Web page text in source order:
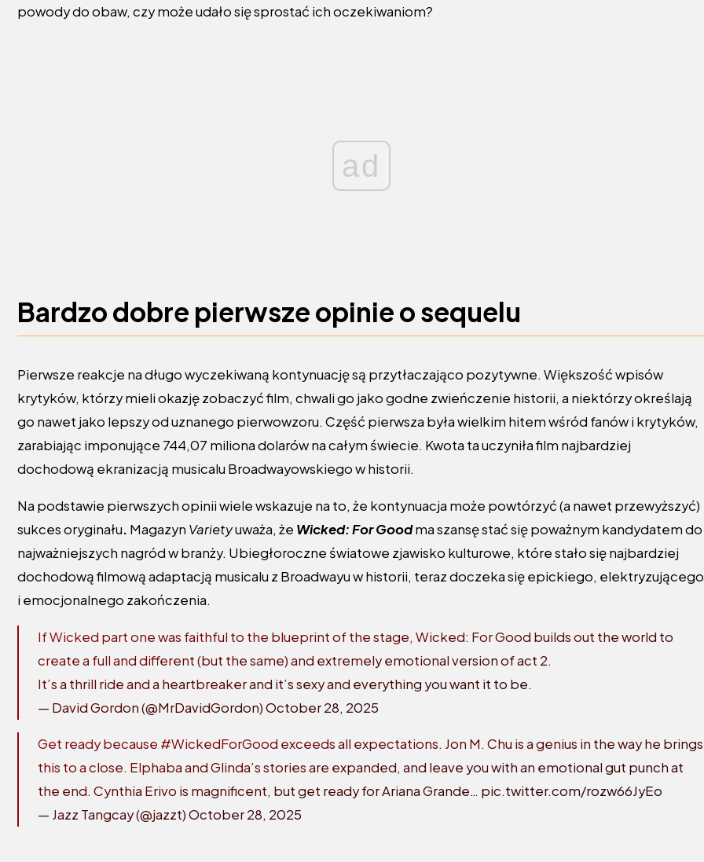
powody do obaw, czy może udało się sprostać ich oczekiwaniom?
ad
Bardzo dobre pierwsze opinie o sequelu
Pierwsze reakcje na długo wyczekiwaną kontynuację są przytłaczająco pozytywne. Większość wpisów
krytyków, którzy mieli okazję zobaczyć film, chwali go jako godne zwieńczenie historii, a niektórzy określają
go nawet jako lepszy od uznanego pierwowzoru. Część pierwsza była wielkim hitem wśród fanów i krytyków,
zarabiając imponujące 744,07 miliona dolarów na całym świecie. Kwota ta uczyniła film najbardziej
dochodową ekranizacją musicalu Broadwayowskiego w historii.
Na podstawie pierwszych opinii wiele wskazuje na to, że kontynuacja może powtórzyć (a nawet przewyższyć)
sukces oryginału. Magazyn Varietyuważa, że Wicked: For Goodma szansę stać się poważnym kandydatem do
najważniejszych nagród w branży. Ubiegłoroczne światowe zjawisko kulturowe, które stało się najbardziej
dochodową filmową adaptacją musicalu z Broadwayu w historii, teraz doczeka się epickiego, elektryzującego
i emocjonalnego zakończenia.
If Wicked part one was faithful to the blueprint of the stage, Wicked: For Good builds out the world to
create a full and different (but the same) and extremely emotional version of act 2.
It’s a thrill ride and a heartbreaker and it’s sexy and everything you want it to be.
— David Gordon (@MrDavidGordon)October 28, 2025
Get ready because #WickedForGood exceeds all expectations. Jon M. Chu is a genius in the way he brings
this to a close. Elphaba and Glinda’s stories are expanded, and leave you with an emotional gut punch at
the end. Cynthia Erivo is magnificent, but get ready for Ariana Grande… pic.twitter.com/rozw66JyEo
— Jazz Tangcay (@jazzt)October 28, 2025